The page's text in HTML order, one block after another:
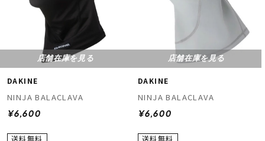
店舗在庫を見る
DAKINE
NINJA BALACLAVA
¥6,600
店舗在庫を見る
DAKINE
NINJA BALACLAVA
¥6,600